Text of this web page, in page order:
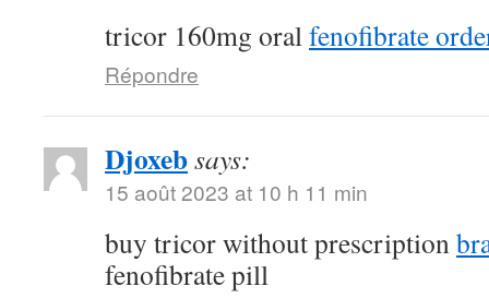
tricor 160mg oralfenofibrate
Répondre
Djoxebsays:
15 août 2023 at 10 h 11 min
buy tricor without prescription
fenofibrate pill